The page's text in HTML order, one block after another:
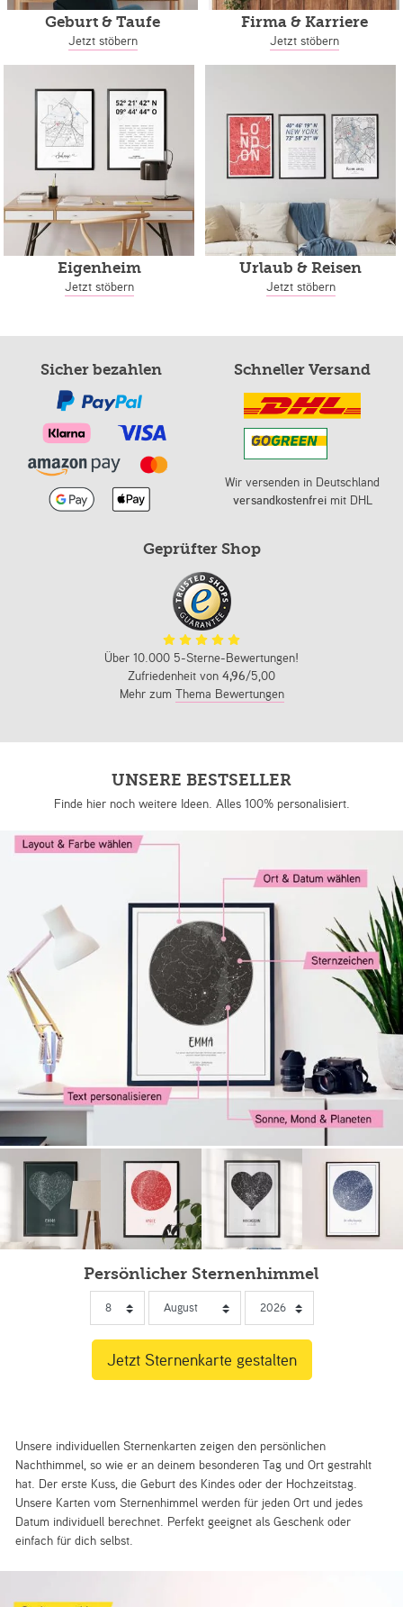
Geburt & Taufe
Jetzt stöbern
Firma & Karriere
Jetzt stöbern
Eigenheim
Jetzt stöbern
Urlaub & Reisen
Jetzt stöbern
Sicher bezahlen Schneller Versand
Wir versenden in Deutschland
versandkostenfreimit DHL
Geprüfter Shop
Über 10.000 5-Sterne-Bewertungen!
Zufriedenheit von 4,96/5,00
Mehr zum Thema Bewertungen
UNSERE BESTSELLER
Finde hier noch weitere Ideen. Alles 100% personalisiert.
Persönlicher Sternenhimmel
Unsere individuellen Sternenkarten zeigen den persönlichen
Nachthimmel, so wie er an deinem besonderen Tag und Ort gestrahlt
hat. Der erste Kuss, die Geburt des Kindes oder der Hochzeitstag.
Unsere Karten vom Sternenhimmel werden für jeden Ort und jedes
Datum individuell berechnet. Perfekt geeignet als Geschenk oder
einfach für dich selbst.